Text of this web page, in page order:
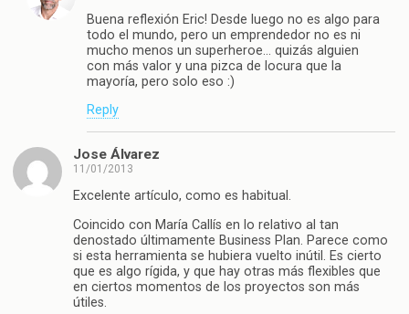
Buena reflexión Eric! Desde luego no es algo para
todo el mundo, pero un emprendedor no es ni
mucho menos un superheroe… quizás alguien
con más valor y una pizca de locura que la
mayoría, pero solo eso :)
Reply
Jose Álvarez
11/01/2013
Excelente artículo, como es habitual.
Coincido con María Callís en lo relativo al tan
denostado últimamente Business Plan. Parece como
si esta herramienta se hubiera vuelto inútil. Es cierto
que es algo rígida, y que hay otras más flexibles que
en ciertos momentos de los proyectos son más
útiles.